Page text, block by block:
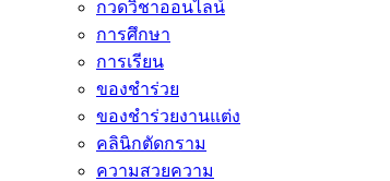
กวดวิชาออนไลน์
การศึกษา
การเรียน
ของชำร่วย
ของชำร่วยงานแต่ง
คลินิกตัดกราม
ความสวยความ